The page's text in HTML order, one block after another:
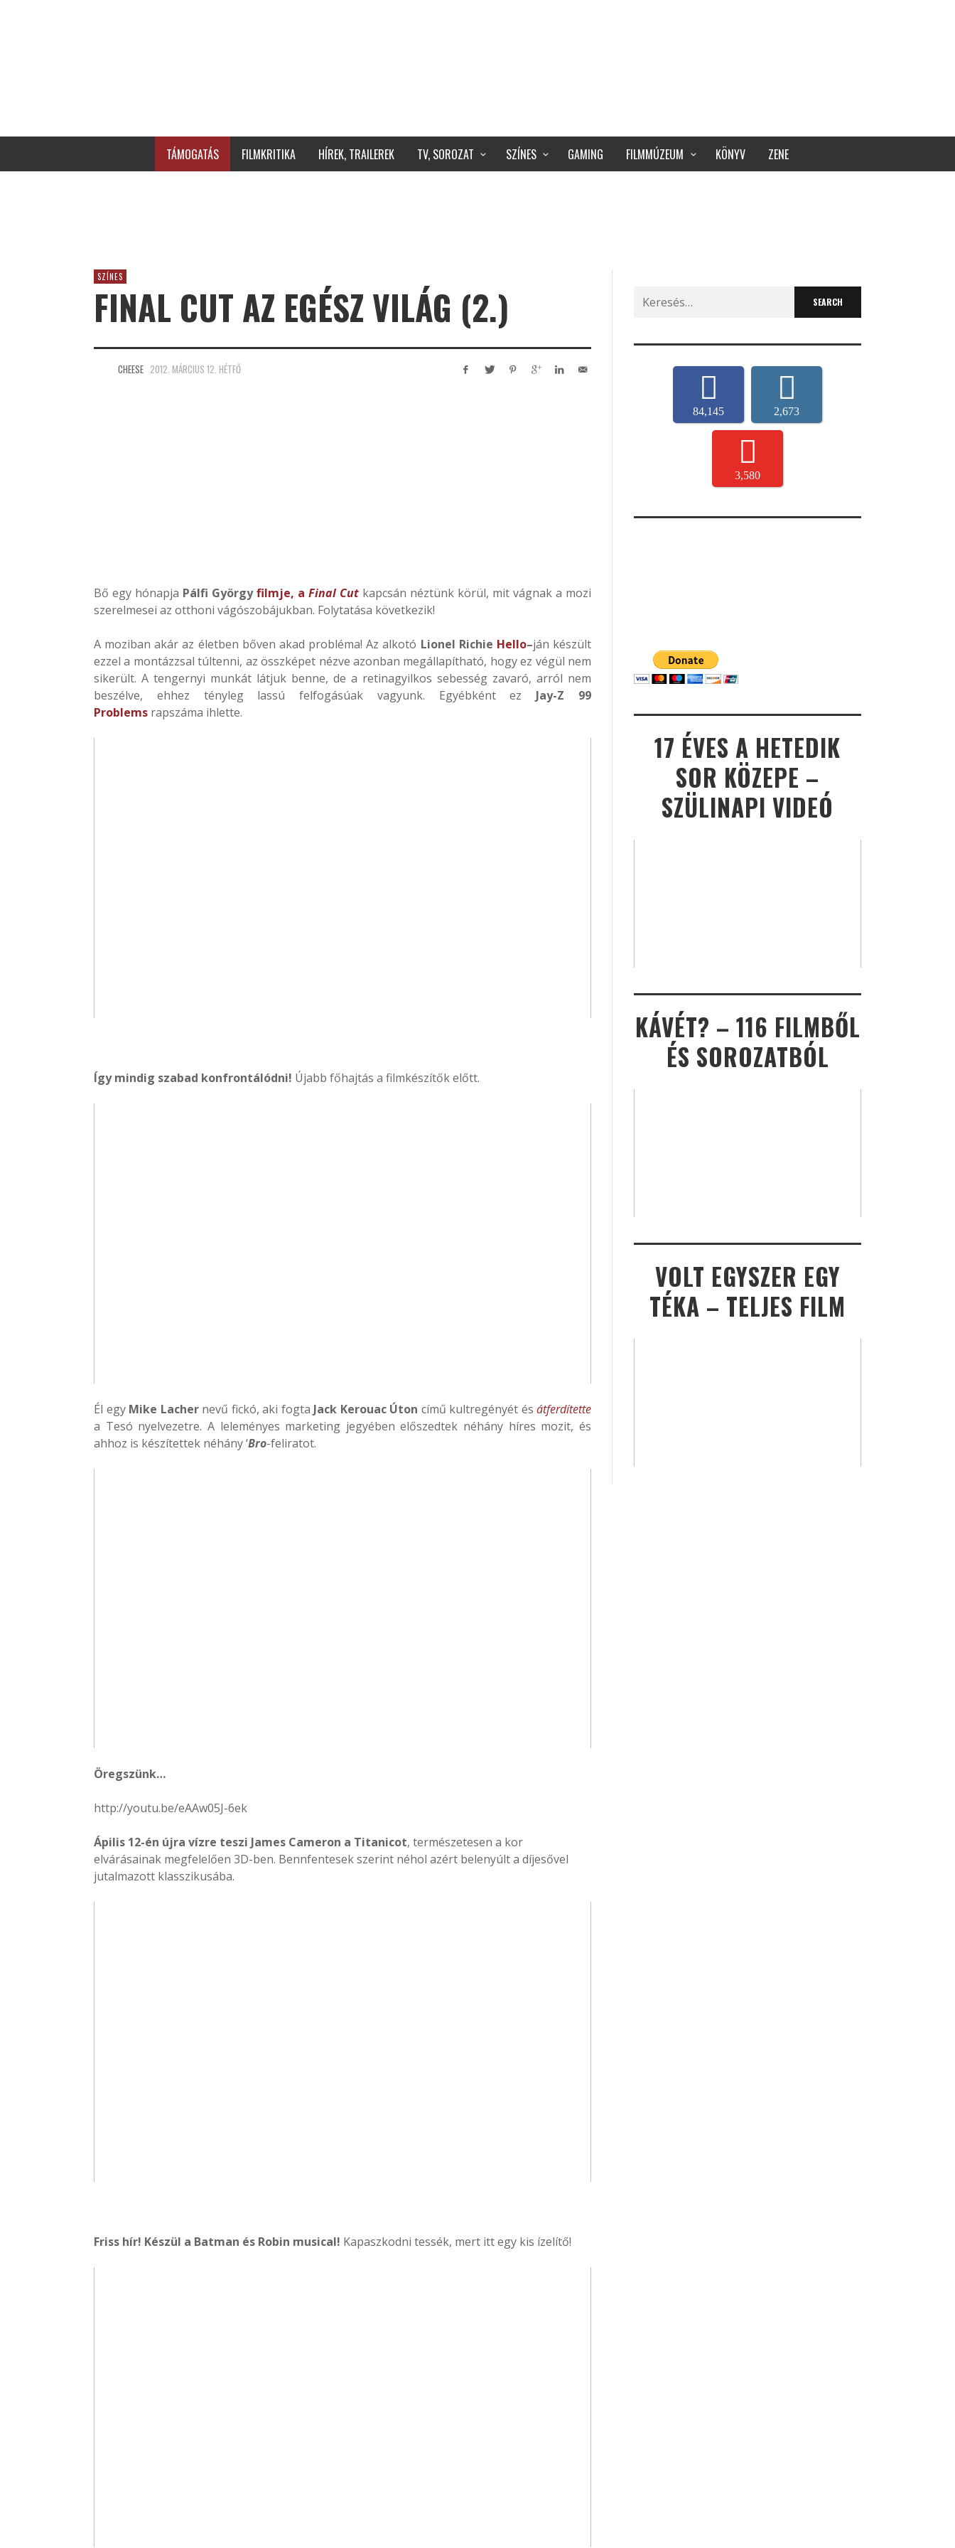
TÁMOGATÁS FILMKRITIKA HÍREK, TRAILEREK TV, SOROZAT SZÍNES GAMING FILMMÚZEUM KÖNYV ZENE
SZÍNES
FINAL CUT AZ EGÉSZ VILÁG (2.)
CHEESE 2012. MÁRCIUS 12. HÉTFŐ
Bő egy hónapja Pálfi Györgyfilmje, a Final Cut kapcsán néztünk körül, mit vágnak a mozi
szerelmesei az otthoni vágószobájukban. Folytatása következik!
A moziban akár az életben bőven akad probléma! Az alkotó Lionel Richie Hello–ján készült
ezzel a montázzsal túltenni, az összképet nézve azonban megállapítható, hogy ez végül nem
sikerült. A tengernyi munkát látjuk benne, de a retinagyilkos sebesség zavaró, arról nem
beszélve, ehhez tényleg lassú felfogásúak vagyunk. Egyébként ezJay-Z 99
Problems rapszáma ihlette.
Így mindig szabad konfrontálódni! Újabb főhajtás a filmkészítők előtt.
Él egy Mike Lachernevű fickó, aki fogta Jack Kerouac Úton című kultregényét és átferdítette
a Tesó nyelvezetre. A leleményes marketing jegyében előszedtek néhány híres mozit, és
ahhoz is készítettek néhány ‘Bro-feliratot.
Öregszünk…
http://youtu.be/eAAw05J-6ek
Ápilis 12-én újra vízre teszi James Cameron a Titanicot, természetesen a kor
elvárásainak megfelelően 3D-ben. Bennfentesek szerint néhol azért belenyúlt a díjesővel
jutalmazott klasszikusába.
Friss hír! Készül a Batman és Robin musical! Kapaszkodni tessék, mert itt egy kis ízelítő!
Search
for:
84,145 2,673
3,580
17 ÉVES A HETEDIK
SOR KÖZEPE –
SZÜLINAPI VIDEÓ
KÁVÉT? – 116 FILMBŐL
ÉS SOROZATBÓL
VOLT EGYSZER EGY
TÉKA – TELJES FILM